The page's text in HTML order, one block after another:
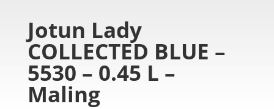
Jotun Lady
COLLECTED BLUE –
5530 – 0.45 L –
Maling